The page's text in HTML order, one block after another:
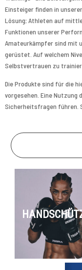
Einsteiger finden in
Lösung; Athleten auf
Funktionen unserer
Amateurkämpfer sind mit
gerüstet. Auf welchem
Selbstvertrauen zu
Die Produkte sind für die
vorgesehen. Eine Nutzung
Sicherheitsfragen führen.